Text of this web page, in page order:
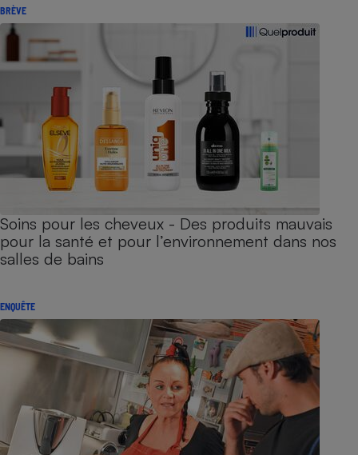
BRÈVE
Soins pour les cheveux - Des produits mauvais
pour la santé et pour l’environnement dans nos
salles de bains
ENQUÊTE